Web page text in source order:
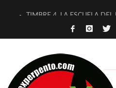
TIMBRE 4, LA ESCUELA
30 AÑOS (NO ES NADA)
D’BALDOMEROS
MARSHALL FLASH